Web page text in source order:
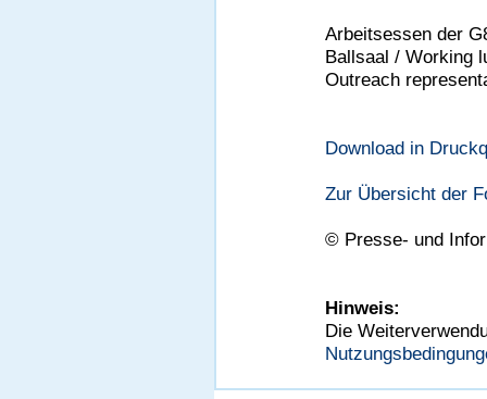
Arbeitsessen der
Ballsaal / Working
Outreach
Download in
Zur Übersicht der
© Presse- und
Hinweis:
Die